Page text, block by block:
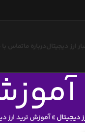
ارز دیجیتالدرباره ماتماس با
دیجیتال»آموزش ترید ارز